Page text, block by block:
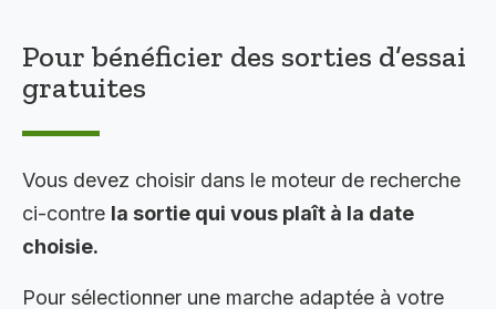
Pour bénéficier des sorties d’essai
gratuites
Vous devez choisir dans le moteur de recherche
ci-contre la sortie qui vous plaît à la date
choisie.
Pour sélectionner une marche adaptée à votre